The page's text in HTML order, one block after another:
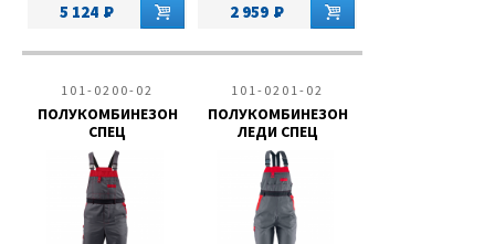
5 124 2 959
101-0200-02
ПОЛУКОМБИНЕЗОН
СПЕЦ
101-0201-02
ПОЛУКОМБИНЕЗОН
ЛЕДИ СПЕЦ